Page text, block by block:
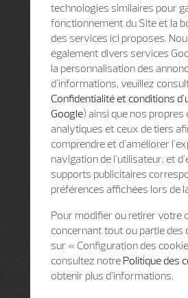
technologies similaires pour
fonctionnement du Site et la
des services ici proposes.
également divers services
la personnalisation des
d'informations, veuillez
Confidentialité et conditions
Google) ainsi que nos propres
analytiques et ceux de tiers
comprendre et d'améliorer
navigation de l'utilisateur, et
supports publicitaires
préférences affichées lors de
Pour modifier ou retirer votre
concernant tout ou partie des
sur « Configuration des
consultez notre Politique des
obtenir plus d’informations.